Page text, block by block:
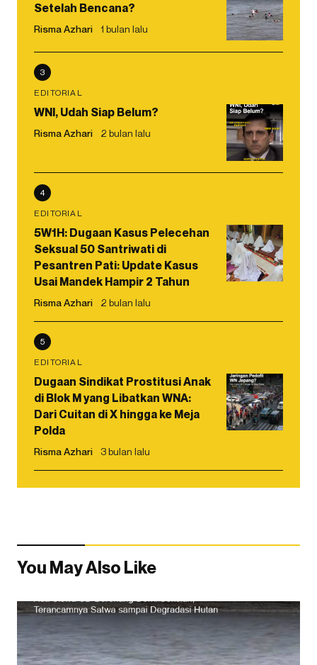
Setelah Bencana?
Risma Azhari 1 bulan lalu
3
EDITORIAL
WNI, Udah Siap Belum?
Risma Azhari 2 bulan lalu
4
EDITORIAL
5W1H: Dugaan Kasus Pelecehan
Seksual 50 Santriwati di
Pesantren Pati: Update Kasus
Usai Mandek Hampir 2 Tahun
Risma Azhari 2 bulan lalu
5
EDITORIAL
Dugaan Sindikat Prostitusi Anak
di Blok M yang Libatkan WNA:
Dari Cuitan di X hingga ke Meja
Polda
Risma Azhari 3 bulan lalu
You May Also Like